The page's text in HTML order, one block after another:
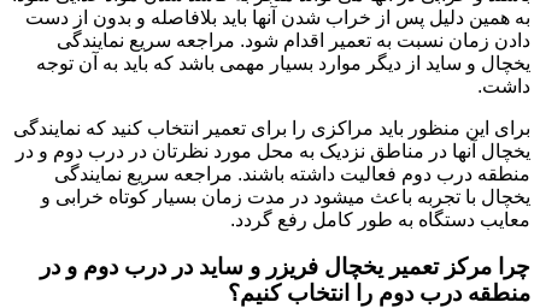
به همین دلیل پس از خراب شدن آنها باید بلافاصله و بدون از دست
دادن زمان نسبت به تعمیر اقدام شود. مراجعه سریع نمایندگی
یخچال و ساید از دیگر موارد بسیار مهمی باشد که باید به آن توجه
داشت.
برای این منظور باید مراکزی را برای تعمیر انتخاب کنید که نمایندگی
یخچال آنها در مناطق نزدیک به محل مورد نظرتان در درب دوم و در
منطقه درب دوم فعالیت داشته باشند. مراجعه سریع نمایندگی
یخچال با تجربه باعث میشود در مدت زمان بسیار کوتاه خرابی و
معایب دستگاه به طور کامل رفع گردد.
چرا مرکز تعمیر یخچال فریزر و ساید در درب دوم و در
منطقه درب دوم را انتخاب کنیم؟